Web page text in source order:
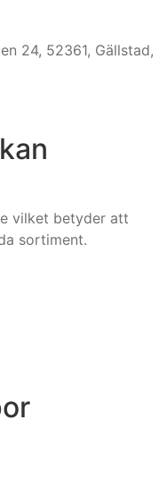
24, 52361, Gällstad,
vilket betyder att
sortiment.